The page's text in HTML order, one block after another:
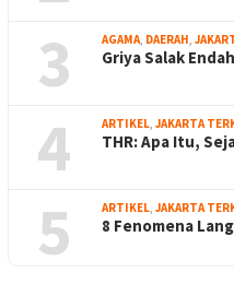
3 AGAMA, DAERAH,
Griya Salak
4 ARTIKEL, JAKARTA
THR: Apa Itu,
5 ARTIKEL, JAKARTA
8 Fenomena